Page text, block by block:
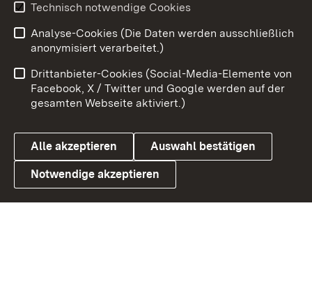
Link zum Landesportal
Impressum
Kontakt
Barrierefreiheit
Datenschutz
Cookies
Technisch notwendige Cookies
Analyse-Cookies (Die Daten werden ausschließlich
anonymisiert verarbeitet.)
Drittanbieter-Cookies (Social-Media-Elemente von
Facebook, X / Twitter und Google werden auf der
gesamten Webseite aktiviert.)
Alle akzeptieren Auswahl bestätigen
Notwendige akzeptieren